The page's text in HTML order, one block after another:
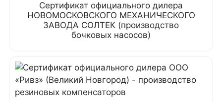
Сертификат официального дилера
НОВОМОСКОВСКОГО МЕХАНИЧЕСКОГО
ЗАВОДА СОЛТЕК (производство
бочковых насосов)